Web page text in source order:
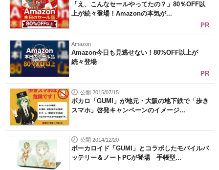
「え、こんなセールやってたの？」80％OFF以
上が続々登場！Amazonの本気が...
PR
Amazon
Amazon今日も見逃せない！80%OFF以上が
続々登場
PR
公開 2015/07/15
ボカロ「GUMI」が地元・大阪の地下鉄で「歩き
スマホ」啓発キャンペーンのイメージ...
公開 2014/12/20
ボーカロイド「GUMI」とコラボしたモバイルバ
ッテリー＆ノートPCが登場 手帳型...